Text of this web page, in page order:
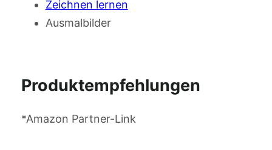
Zeichnen lernen
Ausmalbilder
Produktempfehlungen
*Amazon Partner-Link